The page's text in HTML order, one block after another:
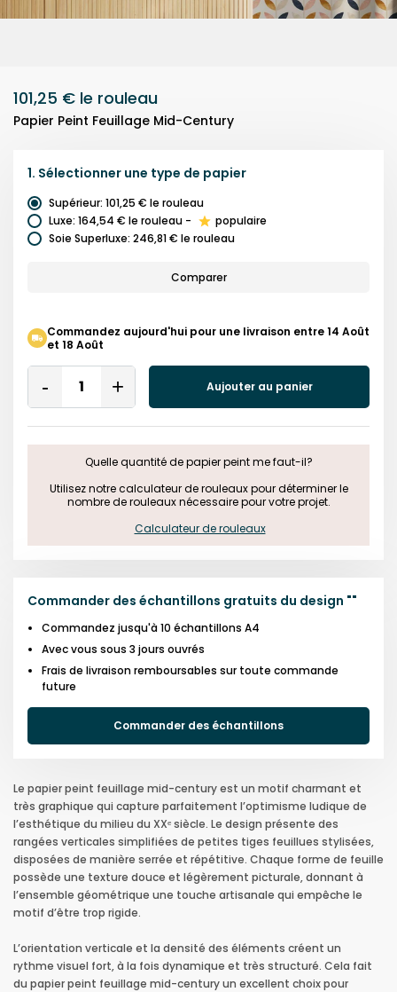
101,25 € le rouleau
Papier Peint Feuillage Mid-Century
1. Sélectionner une type de papier
Supérieur: 101,25 € le rouleau
Luxe: 164,54 € le rouleau -
populaire
Soie Superluxe: 246,81 € le rouleau
Comparer
Commandez aujourd'hui pour une livraison entre 14 Août
et 18 Août
Quantity
Remove
One
Add
One
Aujouter au panier
Quelle quantité de papier peint me faut-il?
Utilisez notre calculateur de rouleaux pour déterminer le
nombre de rouleaux nécessaire pour votre projet.
Calculateur de rouleaux
Commander des échantillons gratuits du design ""
Commandez jusqu'à 10 échantillons A4
Avec vous sous 3 jours ouvrés
Frais de livraison remboursables sur toute commande
future
Commander des échantillons
Le papier peint feuillage mid-century est un motif charmant et
très graphique qui capture parfaitement l’optimisme ludique de
l’esthétique du milieu du XXᵉ siècle. Le design présente des
rangées verticales simplifiées de petites tiges feuillues stylisées,
disposées de manière serrée et répétitive. Chaque forme de feuille
possède une texture douce et légèrement picturale, donnant à
l’ensemble géométrique une touche artisanale qui empêche le
motif d’être trop rigide.
L’orientation verticale et la densité des éléments créent un
rythme visuel fort, à la fois dynamique et très structuré. Cela fait
du papier peint feuillage mid-century un excellent choix pour